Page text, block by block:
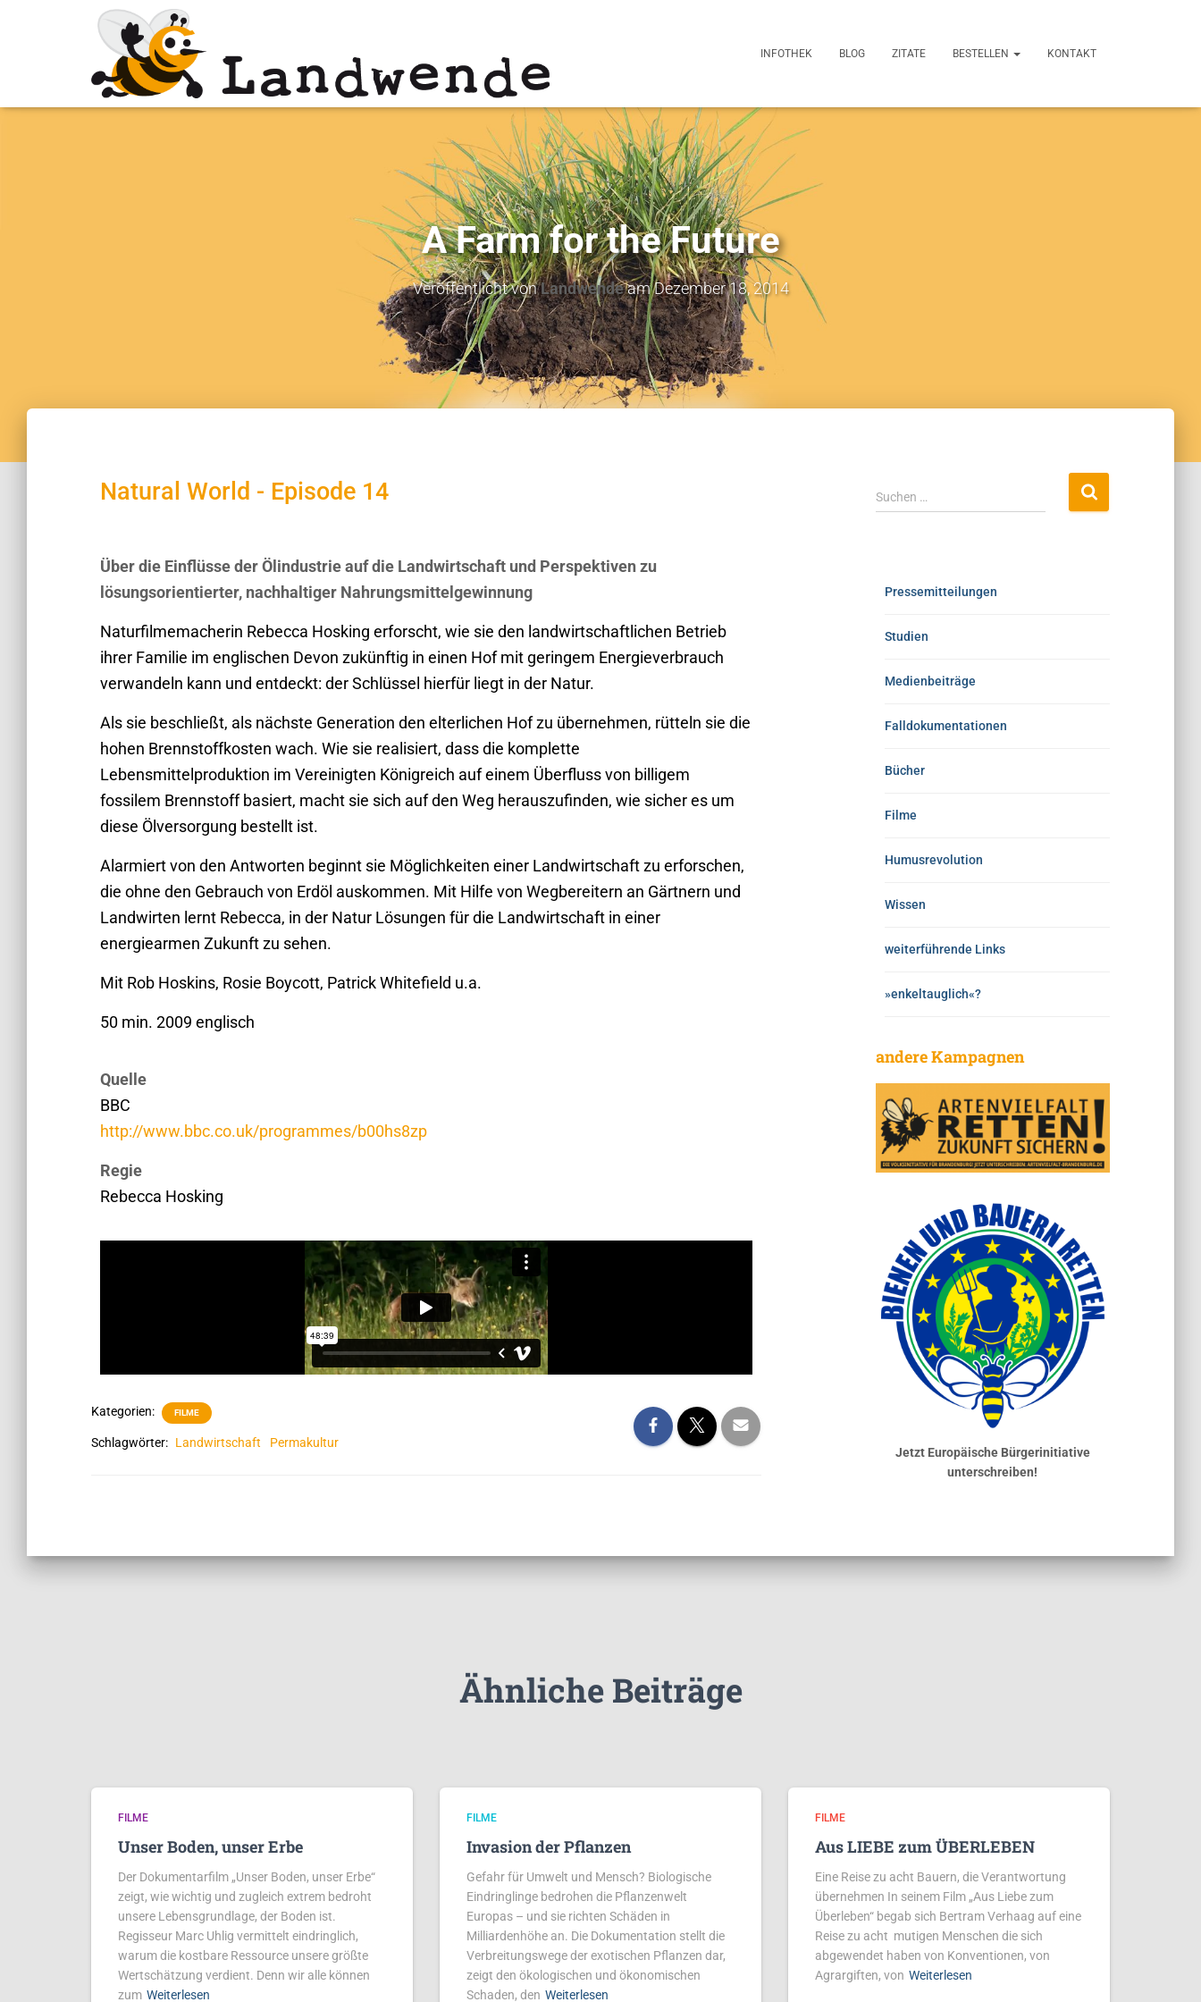
INFOTHEK BLOG ZITATE BESTELLEN KONTAKT
A Farm for the Future
Veröffentlicht vonLandwendeamDezember 18, 2014
Natural World - Episode 14
Über die Einflüsse der Ölindustrie auf die Landwirtschaft und Perspektiven zu
lösungsorientierter, nachhaltiger Nahrungsmittelgewinnung
Naturfilmemacherin Rebecca Hosking erforscht, wie sie den landwirtschaftlichen Betrieb
ihrer Familie im englischen Devon zukünftig in einen Hof mit geringem Energieverbrauch
verwandeln kann und entdeckt: der Schlüssel hierfür liegt in der Natur.
Als sie beschließt, als nächste Generation den elterlichen Hof zu übernehmen, rütteln sie die
hohen Brennstoffkosten wach. Wie sie realisiert, dass die komplette
Lebensmittelproduktion im Vereinigten Königreich auf einem Überfluss von billigem
fossilem Brennstoff basiert, macht sie sich auf den Weg herauszufinden, wie sicher es um
diese Ölversorgung bestellt ist.
Alarmiert von den Antworten beginnt sie Möglichkeiten einer Landwirtschaft zu erforschen,
die ohne den Gebrauch von Erdöl auskommen. Mit Hilfe von Wegbereitern an Gärtnern und
Landwirten lernt Rebecca, in der Natur Lösungen für die Landwirtschaft in einer
energiearmen Zukunft zu sehen.
Mit Rob Hoskins, Rosie Boycott, Patrick Whitefield u.a.
50 min. 2009 englisch
Quelle
BBC
http://www.bbc.co.uk/programmes/b00hs8zp
Regie
Rebecca Hosking
Kategorien: FILME
Schlagwörter: Landwirtschaft Permakultur
Suchen …
Pressemitteilungen
Studien
Medienbeiträge
Falldokumentationen
Bücher
Filme
Humusrevolution
Wissen
weiterführende Links
»enkeltauglich«?
andere Kampagnen
Jetzt Europäische Bürgerinitiative
unterschreiben!
Ähnliche Beiträge
FILME
Unser Boden, unser Erbe
Der Dokumentarfilm „Unser Boden, unser Erbe“
zeigt, wie wichtig und zugleich extrem bedroht
unsere Lebensgrundlage, der Boden ist.
Regisseur Marc Uhlig vermittelt eindringlich,
warum die kostbare Ressource unsere größte
Wertschätzung verdient. Denn wir alle können
zum Weiterlesen
FILME
Invasion der Pflanzen
Gefahr für Umwelt und Mensch? Biologische
Eindringlinge bedrohen die Pflanzenwelt
Europas – und sie richten Schäden in
Milliardenhöhe an. Die Dokumentation stellt die
Verbreitungswege der exotischen Pflanzen dar,
zeigt den ökologischen und ökonomischen
Schaden, den Weiterlesen
FILME
Aus LIEBE zum ÜBERLEBEN
Eine Reise zu acht Bauern, die Verantwortung
übernehmen In seinem Film „Aus Liebe zum
Überleben“ begab sich Bertram Verhaag auf eine
Reise zu acht mutigen Menschen die sich
abgewendet haben von Konventionen, von
Agrargiften, von Weiterlesen